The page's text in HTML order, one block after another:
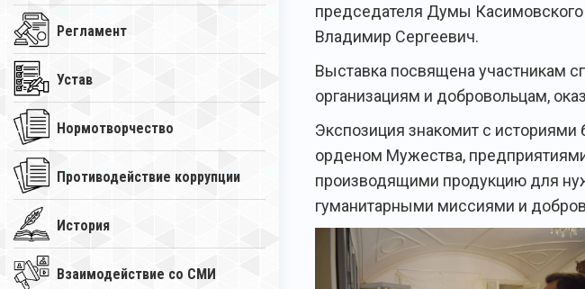
Регламент
Устав
Нормотворчество
Противодействие коррупции
История
Взаимодействие со СМИ
председателя Думы Касимовского
Владимир Сергеевич.
Выставка посвящена участникам
организациям и добровольцам,
Экспозиция знакомит с
орденом Мужества,
производящими продукцию для
гуманитарными миссиями и